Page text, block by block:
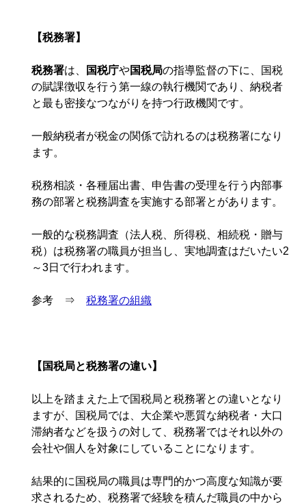
【税務署】
税務署は、 国税庁や国税局の指導監督の下に、国税
の賦課徴収を行う第一線の執行機関であり、納税者
と最も密接なつながりを持つ行政機関です。
一般納税者が税金の関係で訪れるのは税務署になり
ます。
税務相談・各種届出書、申告書の受理を行う内部事
務の部署と税務調査を実施する部署とがあります。
一般的な税務調査（法人税、所得税、相続税・贈与
税）は税務署の職員が担当し、実地調査はだいたい2
～3日で行われます。
参考 ⇒税務署の組織
【国税局と税務署の違い】
以上を踏まえた上で国税局と税務署との違いとなり
ますが、国税局では、大企業や悪質な納税者・大口
滞納者などを扱うの対して、税務署ではそれ以外の
会社や個人を対象にしていることになります。
結果的に国税局の職員は専門的かつ高度な知識が要
求されるため、税務署で経験を積んだ職員の中から